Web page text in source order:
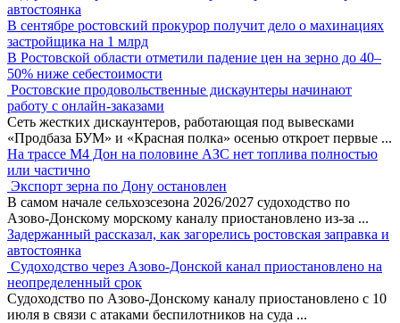
автостоянка
В сентябре ростовский прокурор получит дело о махинациях
застройщика на 1 млрд
В Ростовской области отметили падение цен на зерно до 40–
50% ниже себестоимости
Ростовские продовольственные дискаунтеры начинают
работу с онлайн-заказами
Сеть жестких дискаунтеров, работающая под вывесками
«Продбаза БУМ» и «Красная полка» осенью откроет первые ...
На трассе М4 Дон на половине АЗС нет топлива полностью
или частично
Экспорт зерна по Дону остановлен
В самом начале сельхозсезона 2026/2027 судоходство по
Азово-Донскому морскому каналу приостановлено из-за ...
Задержанный рассказал, как загорелись ростовская заправка и
автостоянка
Судоходство через Азово-Донской канал приостановлено на
неопределенный срок
Судоходство по Азово-Донскому каналу приостановлено с 10
июля в связи с атаками беспилотников на суда ...